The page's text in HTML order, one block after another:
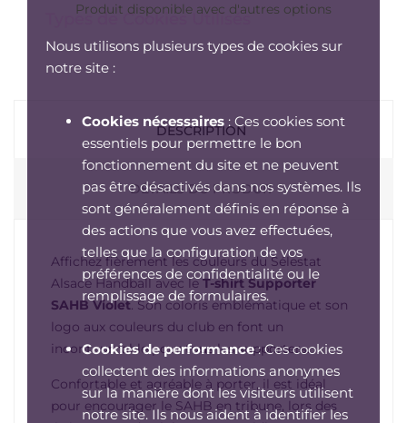
Types de Cookies Utilisés
Nous utilisons plusieurs types de cookies sur
notre site :
Cookies nécessaires : Ces cookies sont
essentiels pour permettre le bon
fonctionnement du site et ne peuvent
pas être désactivés dans nos systèmes. Ils
sont généralement définis en réponse à
des actions que vous avez effectuées,
telles que la configuration de vos
préférences de confidentialité ou le
remplissage de formulaires.
Cookies de performance: Ces cookies
collectent des informations anonymes
sur la manière dont les visiteurs utilisent
notre site. Ils nous aident à identifier les
Produit disponible avec d'autres options
DESCRIPTION
DÉTAILS DU PRODUIT
Affichez fièrement les couleurs du Sélestat
Alsace Handball avec leT-shirt Supporter
SAHB Violet. Son coloris emblématique et son
logo aux couleurs du club en font un
incontournable pour tous les supporters.
Confortable et agréable à porter, il est idéal
pour encourager le SAHB en tribune, lors des